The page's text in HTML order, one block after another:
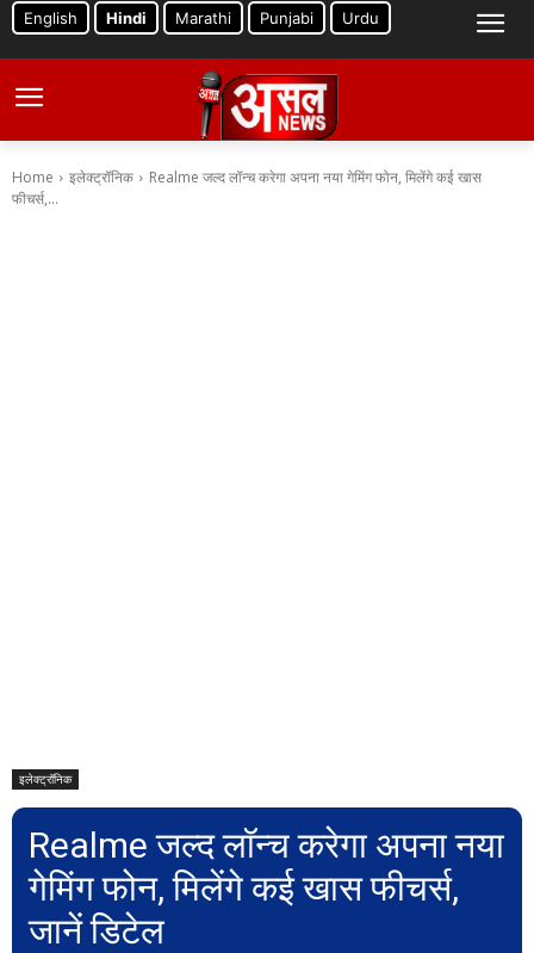
English Hindi Marathi Punjabi Urdu
Home इलेक्ट्रॉनिक
Realme जल्द लॉन्च करेगा अपना नया गेमिंग फोन, मिलेंगे कई खास
फीचर्स,...
इलेक्ट्रॉनिक
Realme जल्द लॉन्च करेगा अपना नया
गेमिंग फोन, मिलेंगे कई खास फीचर्स,
जानें डिटेल